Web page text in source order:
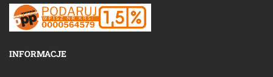
INFORMACJE